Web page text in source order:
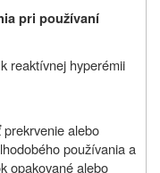
pri používaní
reaktívnej hyperémii
prekrvenie alebo
používania a
opakované alebo